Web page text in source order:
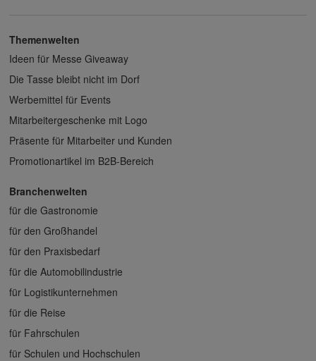
Themenwelten
Ideen für Messe Giveaway
Die Tasse bleibt nicht im Dorf
Werbemittel für Events
Mitarbeitergeschenke mit Logo
Präsente für Mitarbeiter und Kunden
Promotionartikel im B2B-Bereich
Branchenwelten
für die Gastronomie
für den Großhandel
für den Praxisbedarf
für die Automobilindustrie
für Logistikunternehmen
für die Reise
für Fahrschulen
für Schulen und Hochschulen